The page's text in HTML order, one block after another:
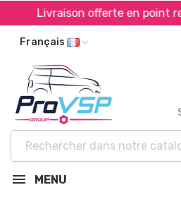
Livraison offerte en point
Français
MENU